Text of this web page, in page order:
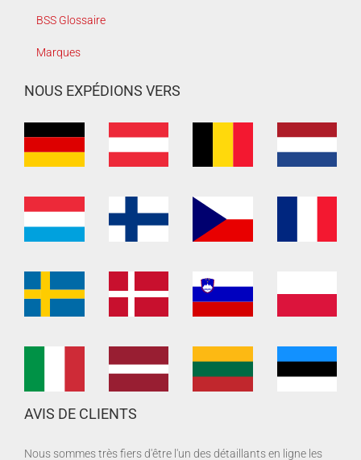
BSS Glossaire
Marques
NOUS EXPÉDIONS VERS
AVIS DE CLIENTS
Nous sommes très fiers d'être l'un des détaillants en ligne les